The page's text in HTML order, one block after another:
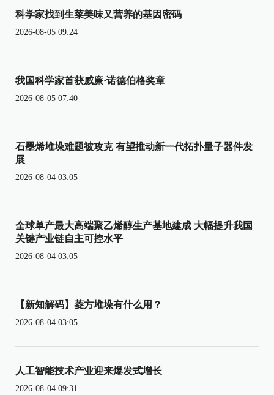
科学家找到生菜美味又营养的基因密码
2026-08-05 09:24
我国科学家首获威廉·诺德伯格奖章
2026-08-05 07:40
石墨烯堆垛难题被攻克 有望推动新一代拓扑量子器件发
展
2026-08-04 03:05
全球单产最大高端聚乙烯醇生产基地建成 大幅提升我国
关键产业链自主可控水平
2026-08-04 03:05
【新知解码】菱方堆垛有什么用？
2026-08-04 03:05
人工智能技术产业迎来爆发式增长
2026-08-04 09:31